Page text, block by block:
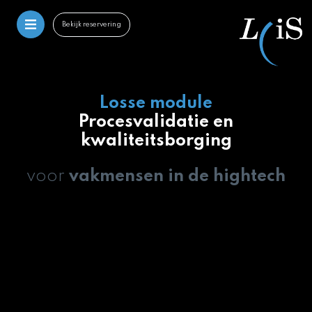
Bekijk reservering
Losse module
Procesvalidatie en
kwaliteitsborging
voor vakmensen in de hightech